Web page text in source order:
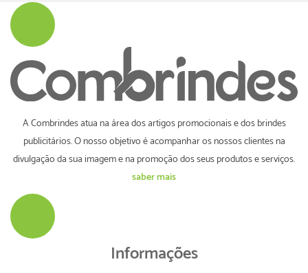
A Combrindes atua na área dos artigos promocionais e dos brindes
publicitários. O nosso objetivo é acompanhar os nossos clientes na
divulgação da sua imagem e na promoção dos seus produtos e serviços.
saber mais
Informações